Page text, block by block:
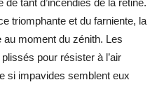
de tant d’incendies de la rétine.
triomphante et du farniente, la
au moment du zénith. Les
pour résister à l’air
si impavides semblent eux